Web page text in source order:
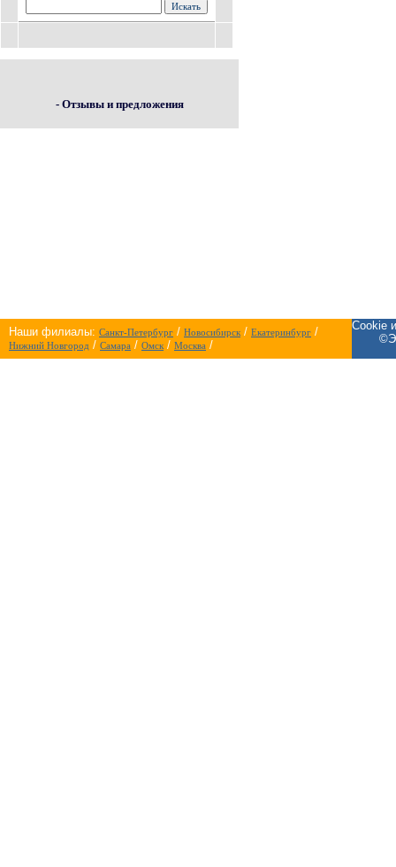
- Отзывы и предложения
Наши филиалы: Санкт-Петербург / Новосибирск/ Екатеринбург /
Нижний Новгород / Самара / Омск/ Москва /
Cookie